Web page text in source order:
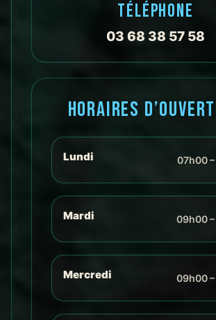
TÉLÉPHONE
03 68 38 57 58
HORAIRES
Lundi 07h00
Mardi 09h00
Mercredi 09h00